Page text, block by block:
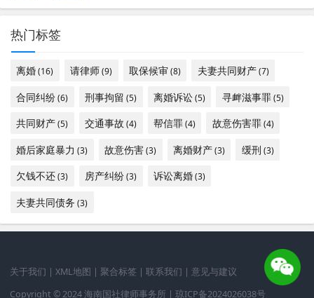
热门标签
离婚(16) 请律师(9) 取保候审(8) 夫妻共同财产(7)
合同纠纷(6) 刑事拘留 (5) 离婚诉讼(5) 寻衅滋事罪(5)
共同财产(5) 交通事故 (4) 帮信罪(4) 故意伤害罪(4)
婚后家庭暴力 (3) 故意伤害(3) 离婚财产(3) 缓刑 (3)
欠钱不还(3) 房产纠纷(3) 诉讼离婚(3)
夫妻共同债务 (3)
关于我们 XML地图 聚合标签 联系我们
意见与建议
Copyright © 2024 海南国社律师事务所 | 琼ICP备2024026038号